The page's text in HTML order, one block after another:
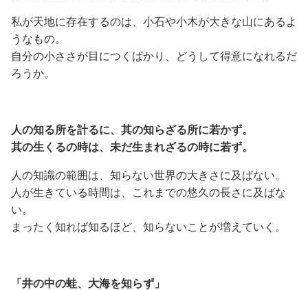
私が天地に存在するのは、小石や小木が大きな山にあるよ
うなもの。
自分の小ささが目につくばかり、どうして得意になれるだ
ろうか。
人の知る所を計るに、其の知らざる所に若かず。
其の生くるの時は、未だ生まれざるの時に若ず。
人の知識の範囲は、知らない世界の大きさに及ばない。
人が生きている時間は、これまでの悠久の長さに及ばな
い。
まったく知れば知るほど、知らないことが増えていく。
「井の中の蛙、大海を知らず」